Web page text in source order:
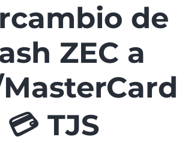
de
ZEC a
💳 TJS